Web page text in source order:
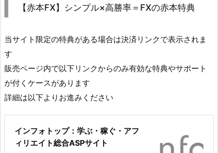
【赤本FX】シンプル×高勝率＝FXの赤本特典
当サイト限定の特典がある場合は決済リンクで表示されま
す
販売ページ内で以下リンクからのみ有効な特典やサポート
が付くケースがあります
詳細は以下よりお進みください
インフォトップ：学ぶ・稼ぐ・アフ
ィリエイト総合ASPサイト